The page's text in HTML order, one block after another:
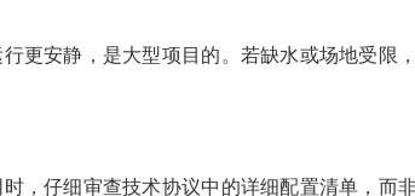
更安静，是大型项目的。若缺水或场地受限
，仔细审查技术协议中的详细配置清单，而